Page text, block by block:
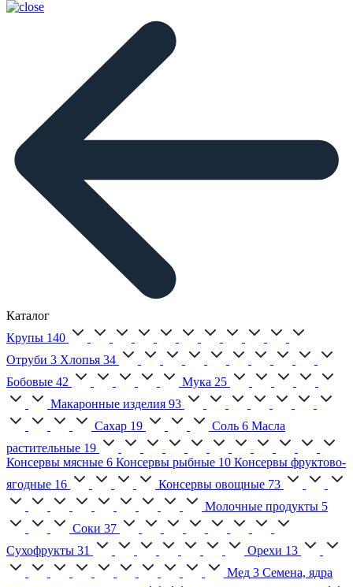
Каталог
Крупы 140
Отруби 3 Хлопья 34
Бобовые 42 Мука 25
Макаронные изделия 93
Сахар 19 Соль 6 Масла
растительные 19
Консервы мясные 6 Консервы рыбные 10 Консервы фруктово-
ягодные 16 Консервы овощные 73
Молочные продукты 5
Соки 37
Сухофрукты 31 Орехи 13
Мед 3 Семена, ядра